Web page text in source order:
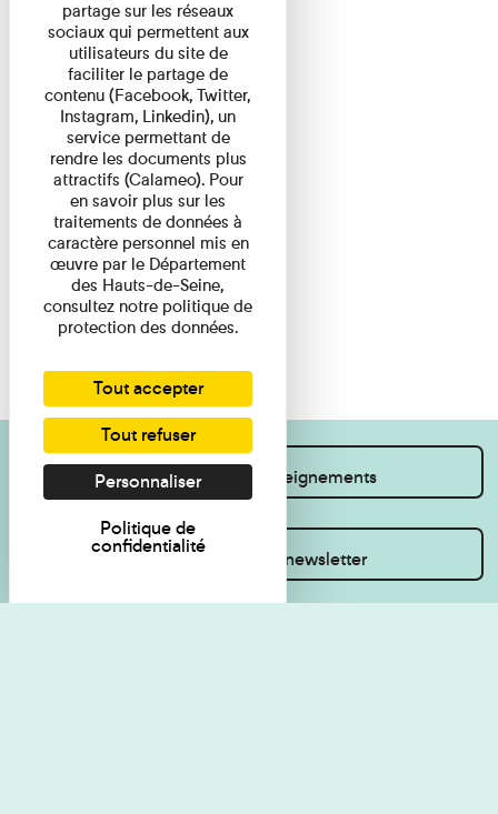
Je souhaite des renseignements
Inscrivez-vous à la newsletter
partage sur les réseaux
sociaux qui permettent aux
utilisateurs du site de
faciliter le partage de
contenu (Facebook, Twitter,
Instagram, Linkedin), un
service permettant de
rendre les documents plus
attractifs (Calameo). Pour
en savoir plus sur les
traitements de données à
caractère personnel mis en
œuvre par le Département
des Hauts-de-Seine,
consultez notre politique de
protection des données.
Tout accepter
Tout refuser
Personnaliser
Politique de
confidentialité